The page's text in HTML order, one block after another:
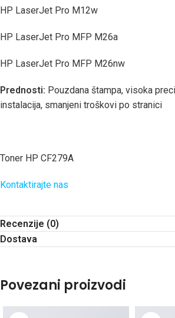
HP LaserJet Pro M12w
HP LaserJet Pro MFP M26a
HP LaserJet Pro MFP M26nw
Prednosti: Pouzdana štampa, visoka
instalacija, smanjeni troškovi po stranici
Toner HP CF279A
Kontaktirajte nas
Recenzije (0)
Dostava
Povezani proizvodi